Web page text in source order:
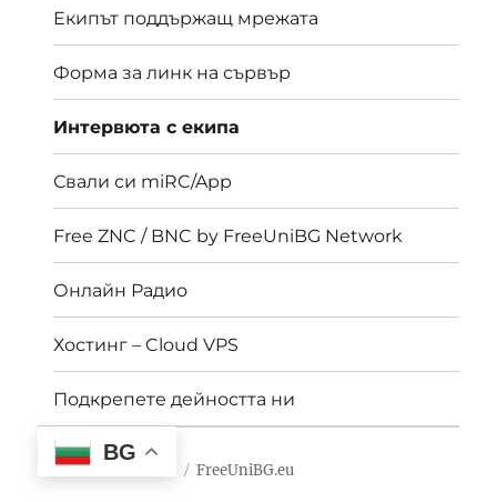
Екипът поддържащ мрежата
Форма за линк на сървър
Интервюта с екипа
Свали си miRC/App
Free ZNC / BNC by FreeUniBG Network
Онлайн Радио
Хостинг – Cloud VPS
Подкрепете дейността ни
BG
UniBG IRC Network FreeUniBG.eu